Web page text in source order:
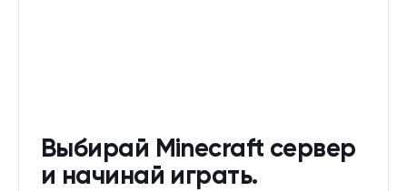
Выбирай Minecraft сервер
и начинай играть.